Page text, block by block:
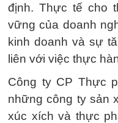
định. Thực tế cho
vững của doanh
kinh doanh và sự
liên với việc thực
Công ty CP Thực
những công ty sản
xúc xích và thực